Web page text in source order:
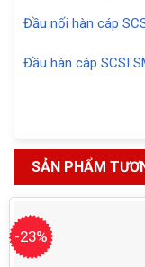
Đầu nối hàn cáp
Đầu hàn cáp SCSI
SẢN PHẨM
-23%